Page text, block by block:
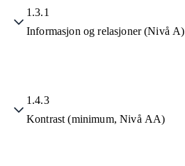
1.3.1
Informasjon og relasjoner (Nivå A)
1.4.3
Kontrast (minimum, Nivå AA)